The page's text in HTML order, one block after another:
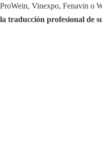
ProWein, Vinexpo, Fenavin o
la traducción profesional de